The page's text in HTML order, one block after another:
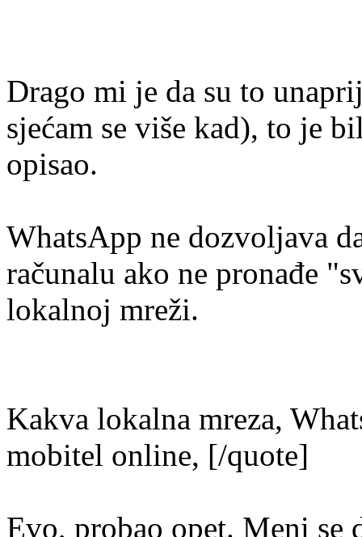
Drago mi je da su to
sjećam se više kad), to je
opisao.
WhatsApp ne dozvoljava
računalu ako ne pronađe
lokalnoj mreži.
Kakva lokalna mreza,
mobitel online, [/quote]
Evo, probao opet. Meni se